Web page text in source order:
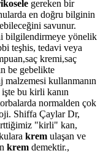
gereken bir
en doğru bilginin
savunur.
bilgilendirmeye yönelik
teşhis, tedavi veya
kremi,saç
be gebelikte
malzemesi kullanmanın
işte bu kirli kanın
normalden çok
Shiffa Çaylar Dr,
"kirli" kan,
krem ulaşan ve
krem demektir.,